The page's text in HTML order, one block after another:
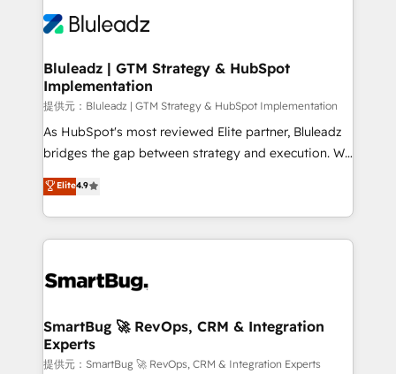
ィブ・エージェンシーです。事業部・グループ会社・部
を、CRMを軸とした全社共通基盤に再構築します。意
思決定者・PMO・現場担当者に並走します。 1️⃣
HubSpot導入・活用支援 顧客データの一元化から、
GTMの見える化・自動化まで。全Hub統合運用、デー
タ品質設計、グループ横断のCRM統合に対応します。
の一部をAIが自律実行する組織への移行を設計・実装。
Breeze・Claude等をHubSpotと連携させ、役割定義・
革を、構想から実装・定着までPMOとして主導。「設
の統合・浸透・変革管理を実行します。 ▸ CMS戦略設
計・構築：リード獲得・CVR・SEOを前提にした情報設
計・導線設計・テンプレート設計をContent Hubで一体
Bluleadz | GTM Strategy & HubSpot
Implementation
提供元：Bluleadz | GTM Strategy & HubSpot Implementation
As HubSpot's most reviewed Elite partner, Bluleadz
bridges the gap between strategy and execution. We
don't just "set up tools" — we install the GTM
Operating System (GTM OS) to align your leadership
and engineer a portal that drives predictable
revenue velocity. 🚀 GTM Strategy & Alignment
stalling growth. Fix your ICP, Math, and Story to stop
Scalable Architecture: Zero-technical-debt setup
across all Hubs, validated by our 7 HubSpot
Accreditations. AI-Powered RevOps: Breeze AI,
Elite4.9
SmartBug 🚀 RevOps, CRM & Integration
Experts
提供元：SmartBug 🚀 RevOps, CRM & Integration Experts